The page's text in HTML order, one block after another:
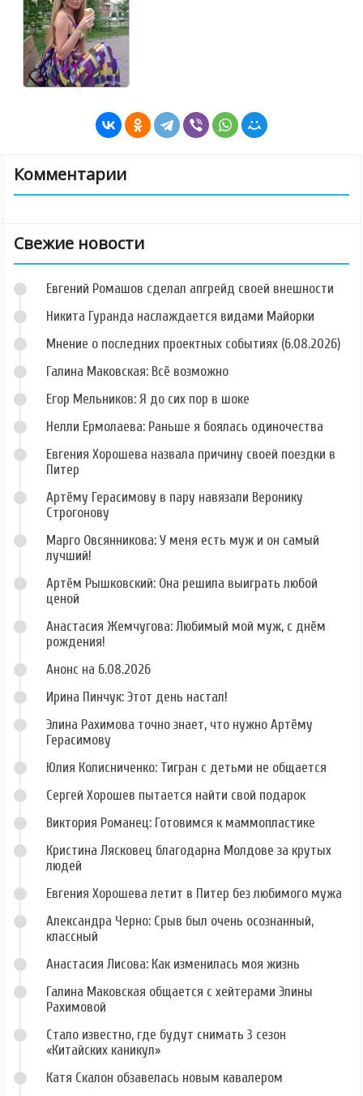
Комментарии
Свежие новости
Евгений Ромашов сделал апгрейд своей внешности
Никита Гуранда наслаждается видами Майорки
Мнение о последних проектных событиях (6.08.2026)
Галина Маковская: Всё возможно
Егор Мельников: Я до сих пор в шоке
Нелли Ермолаева: Раньше я боялась одиночества
Евгения Хорошева назвала причину своей поездки в
Питер
Артёму Герасимову в пару навязали Веронику
Строгонову
Марго Овсянникова: У меня есть муж и он самый
лучший!
Артём Рышковский: Она решила выиграть любой
ценой
Анастасия Жемчугова: Любимый мой муж, с днём
рождения!
Анонс на 6.08.2026
Ирина Пинчук: Этот день настал!
Элина Рахимова точно знает, что нужно Артёму
Герасимову
Юлия Колисниченко: Тигран с детьми не общается
Сергей Хорошев пытается найти свой подарок
Виктория Романец: Готовимся к маммопластике
Кристина Лясковец благодарна Молдове за крутых
людей
Евгения Хорошева летит в Питер без любимого мужа
Александра Черно: Срыв был очень осознанный,
классный
Анастасия Лисова: Как изменилась моя жизнь
Галина Маковская общается с хейтерами Элины
Рахимовой
Стало известно, где будут снимать 3 сезон
«Китайских каникул»
Катя Скалон обзавелась новым кавалером